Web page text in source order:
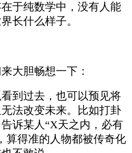
于纯数学中，没有人能
长什么样子。
大胆畅想一下：
到过去，也可以预见将
法改变未来。比如打卦
诉某人“X天之内，必有
算得准的人物都被传奇化